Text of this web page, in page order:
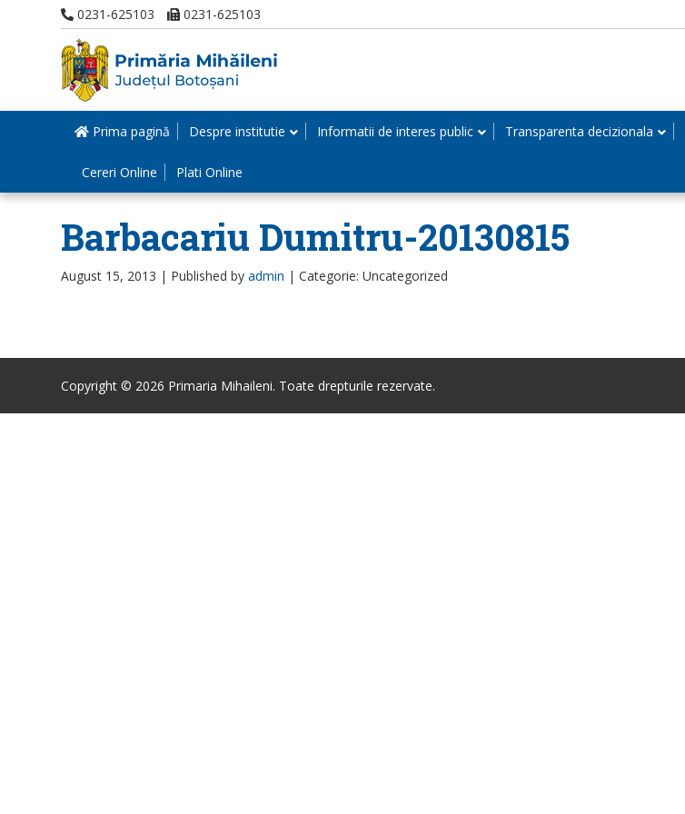
0231-625103 0231-625103
Prima pagină Despre institutie Informatii de interes public Transparenta decizionala
Cereri Online Plati Online
Barbacariu Dumitru-20130815
August 15, 2013 | Published by admin | Categorie: Uncategorized
Copyright © 2026 Primaria Mihaileni. Toate drepturile rezervate.